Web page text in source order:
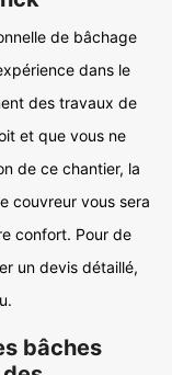
de bâchage
dans le
des travaux de
et que vous ne
de ce chantier, la
couvreur vous sera
confort. Pour de
un devis détaillé,
bâches